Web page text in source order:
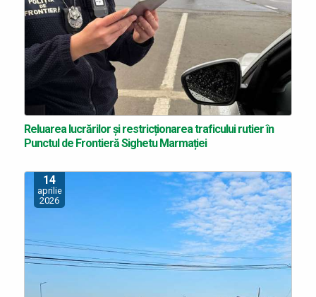
Reluarea lucrărilor și restricționarea traficului rutier în
Punctul de Frontieră Sighetu Marmației
14
aprilie
2026